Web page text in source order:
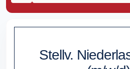
Stellv.